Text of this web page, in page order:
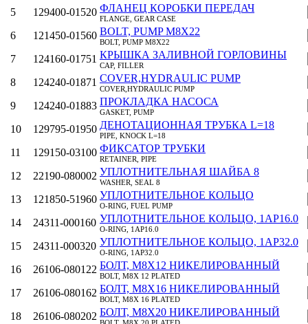
5 129400-01520 ФЛАНЕЦ КОРОБКИ ПЕРЕДАЧ
FLANGE, GEAR CASE
6 121450-01560 BOLT, PUMP M8X22
BOLT, PUMP M8X22
7 124160-01751 КРЫШКА ЗАЛИВНОЙ ГОРЛОВИНЫ
CAP, FILLER
8 124240-01871 COVER,HYDRAULIC PUMP
COVER,HYDRAULIC PUMP
9 124240-01883 ПРОКЛАДКА НАСОСА
GASKET, PUMP
10 129795-01950 ДЕНОТАЦИОННАЯ ТРУБКА L=18
PIPE, KNOCK L=18
11 129150-03100 ФИКСАТОР ТРУБКИ
RETAINER, PIPE
12 22190-080002 УПЛОТНИТЕЛЬНАЯ ШАЙБА 8
WASHER, SEAL 8
13 121850-51960 УПЛОТНИТЕЛЬНОЕ КОЛЬЦО
O-RING, FUEL PUMP
14 24311-000160 УПЛОТНИТЕЛЬНОЕ КОЛЬЦО, 1AP16.0
O-RING, 1AP16.0
15 24311-000320 УПЛОТНИТЕЛЬНОЕ КОЛЬЦО, 1AP32.0
O-RING, 1AP32.0
16 26106-080122 БОЛТ, M8Х12 НИКЕЛИРОВАННЫЙ
BOLT, M8X 12 PLATED
17 26106-080162 БОЛТ, M8Х16 НИКЕЛИРОВАННЫЙ
BOLT, M8X 16 PLATED
18 26106-080202 БОЛТ, M8Х20 НИКЕЛИРОВАННЫЙ